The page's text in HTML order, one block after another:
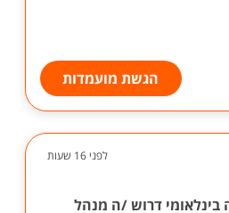
הגשת מועמדות
לפני 16 שעות
בינלאומי דרוש /ה מנהל